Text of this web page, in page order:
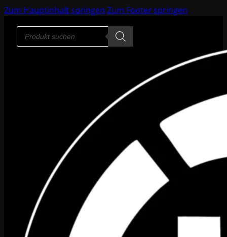
Zum Hauptinhalt springen Zum Footer springen
Products
search